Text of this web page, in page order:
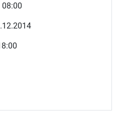
08:00